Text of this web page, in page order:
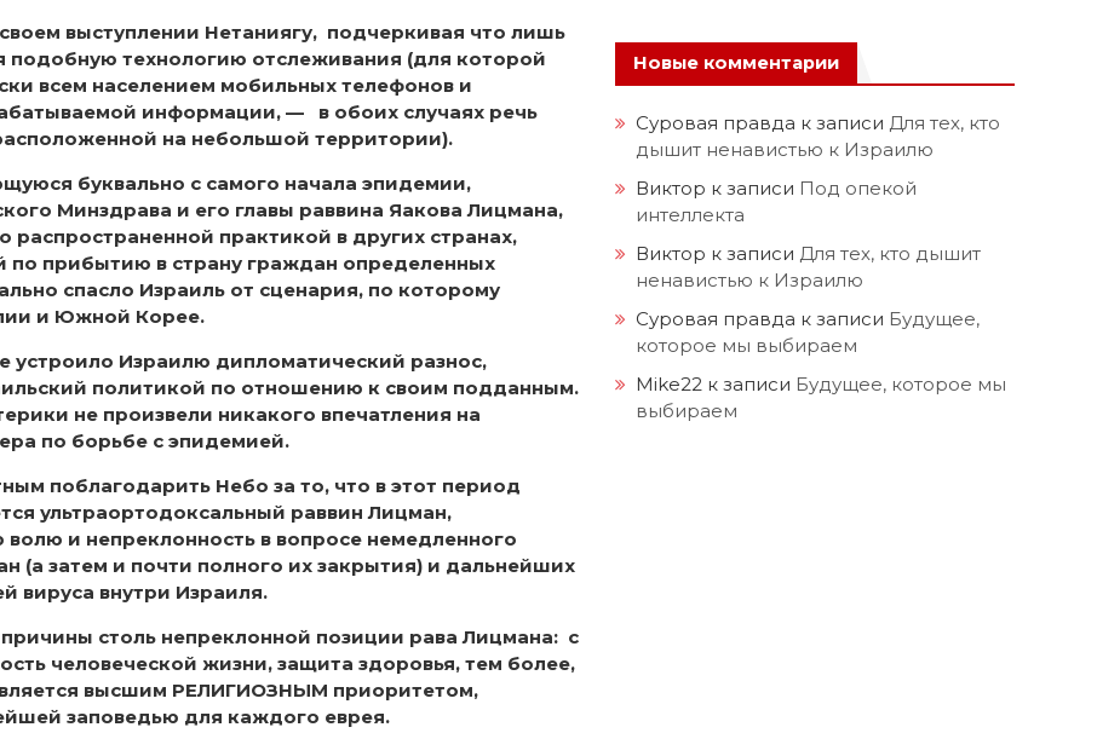
выступлении Нетаниягу, подчеркивая что лишь
подобную технологию отслеживания (для которой
всем населением мобильных телефонов и
информации, — в обоих случаях речь
на небольшой территории).
буквально с самого начала эпидемии,
Минздрава и его главы раввина Яакова Лицмана,
распространенной практикой в других странах,
по прибытию в страну граждан определенных
спасло Израиль от сценария, по которому
и Южной Корее.
устроило Израилю дипломатический разнос,
политикой по отношению к своим подданным.
не произвели никакого впечатления на
по борьбе с эпидемией.
поблагодарить Небо за то, что в этот период
ультраортодоксальный раввин Лицман,
и непреклонность в вопросе немедленного
(а затем и почти полного их закрытия) и дальнейших
вируса внутри Израиля.
столь непреклонной позиции рава Лицмана: с
человеческой жизни, защита здоровья, тем более,
высшим РЕЛИГИОЗНЫМ приоритетом,
заповедью для каждого еврея.
Новые комментарии
Суровая правда к записи Для тех, кто
дышит ненавистью к Израилю
Виктор к записи Под опекой
интеллекта
Виктор к записи Для тех, кто дышит
ненавистью к Израилю
Суровая правда к записи Будущее,
которое мы выбираем
Mike22 к записи Будущее, которое мы
выбираем